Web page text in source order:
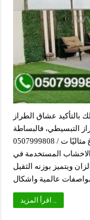
عشاق الطراز
التبسيطي، فالبساطة
من حيث الشكل، وقوة الخطوط الحادة تجعل الفراغ مثاليًا ت / 0507999808
الاخشاب المستخدمة في
ويتميز بوزنه الثقيل